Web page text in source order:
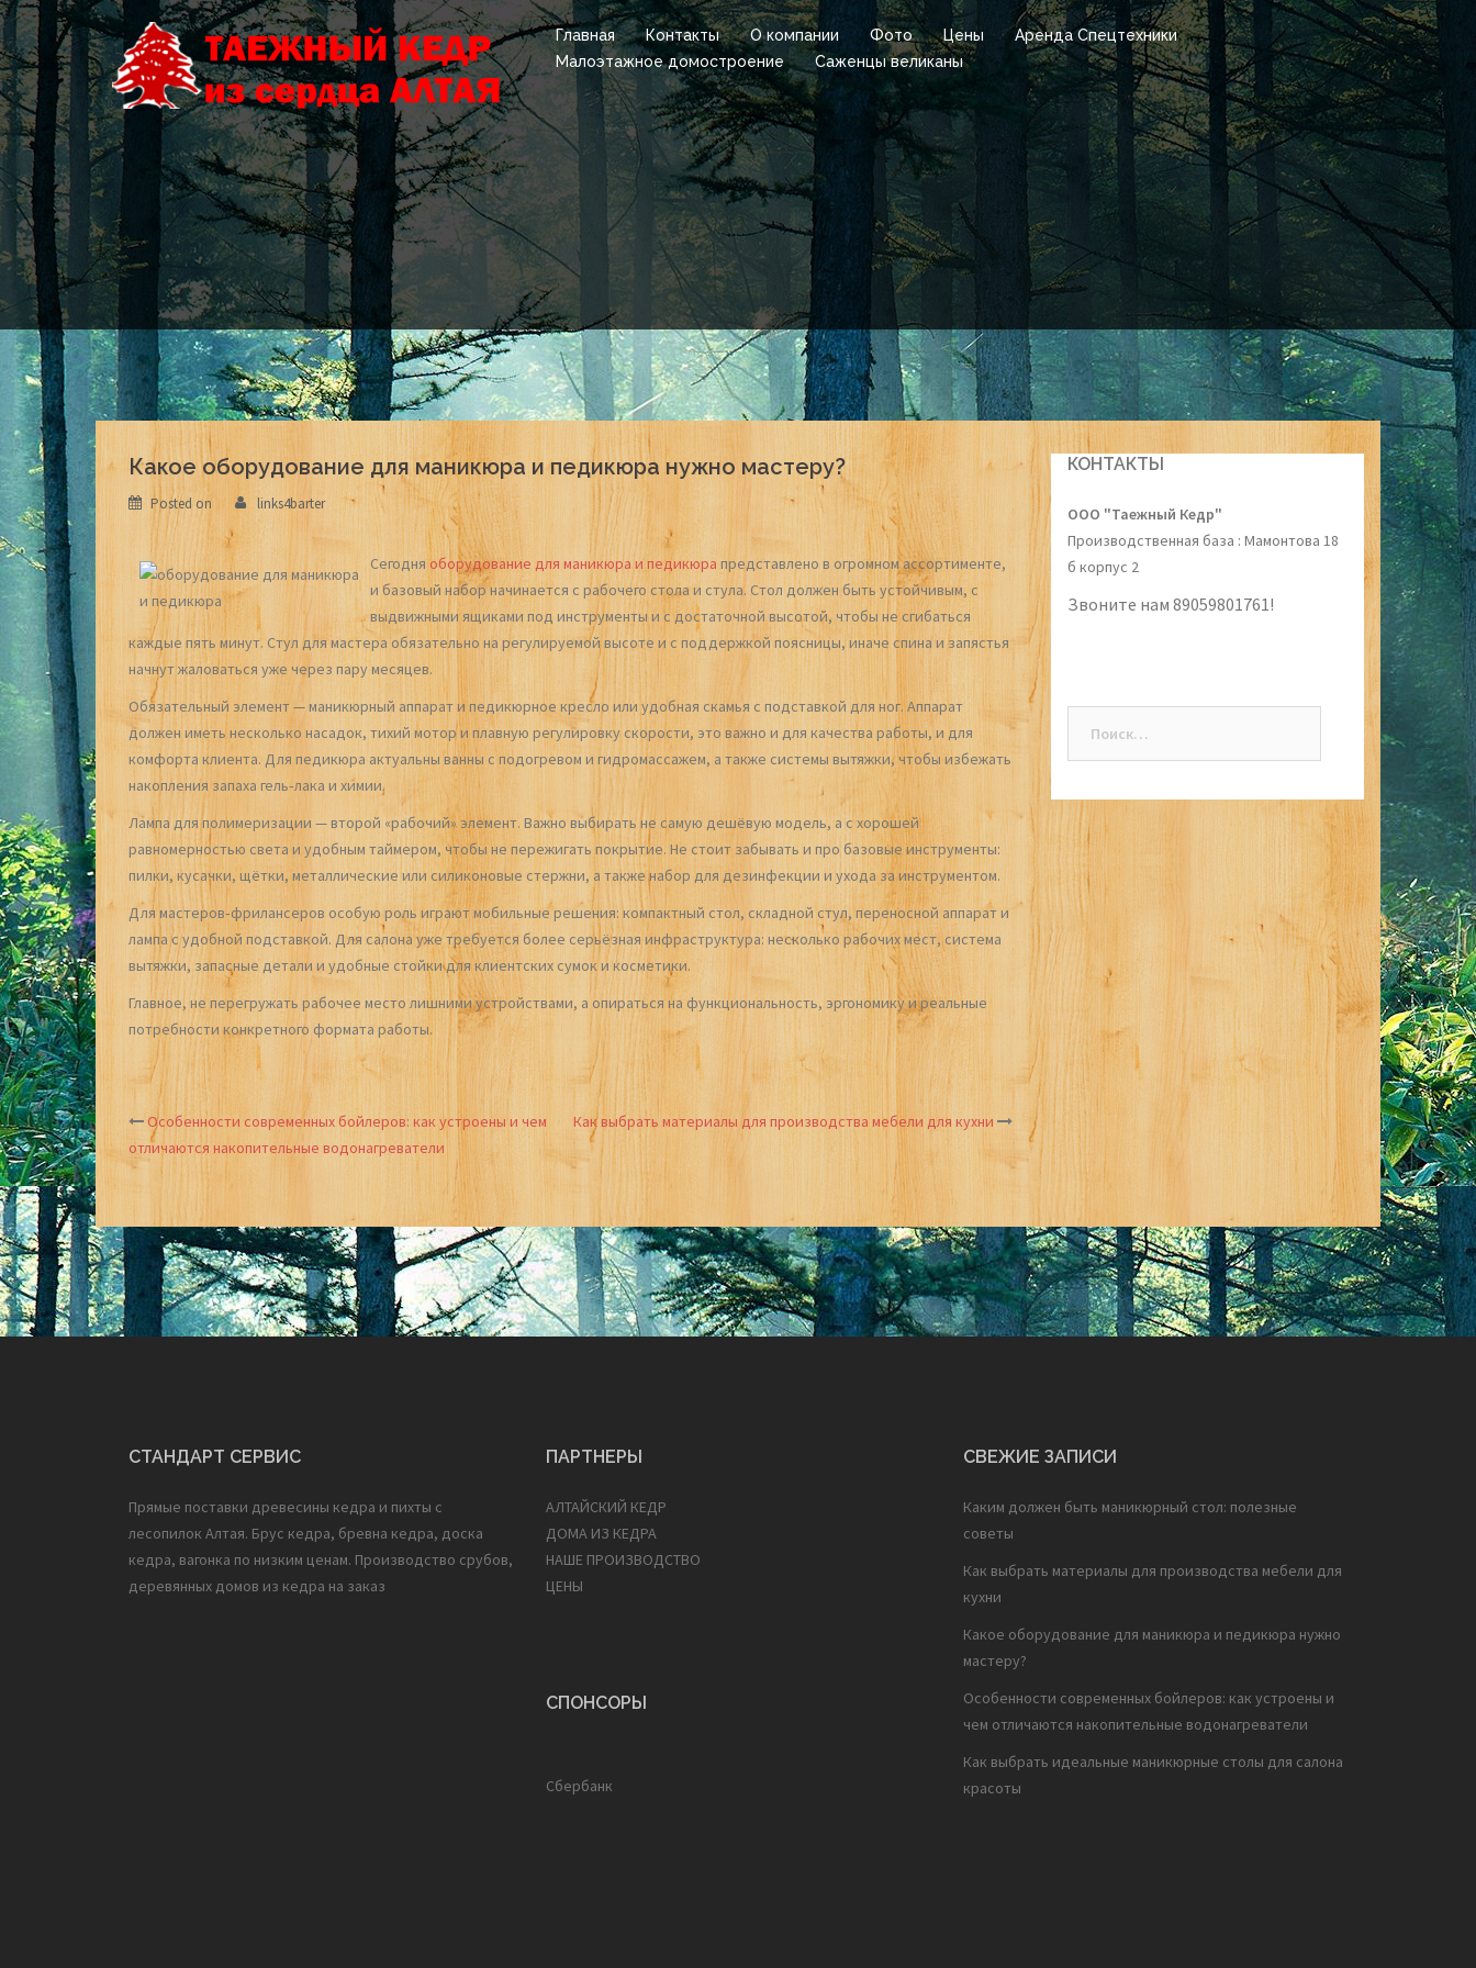
Skip
to
content
Главная Контакты О компании Фото Цены
Аренда Спецтехники
Малоэтажное домостроение
Саженцы великаны
Какое оборудование для маникюра и педикюра нужно мастеру?
Posted on links4barter
Сегодня оборудование для маникюра и педикюра представлено в огромном ассортименте,
и базовый набор начинается с рабочего стола и стула. Стол должен быть устойчивым, с
выдвижными ящиками под инструменты и с достаточной высотой, чтобы не сгибаться
каждые пять минут. Стул для мастера обязательно на регулируемой высоте и с поддержкой поясницы, иначе спина и запястья
начнут жаловаться уже через пару месяцев.
Обязательный элемент — маникюрный аппарат и педикюрное кресло или удобная скамья с подставкой для ног. Аппарат
должен иметь несколько насадок, тихий мотор и плавную регулировку скорости, это важно и для качества работы, и для
комфорта клиента. Для педикюра актуальны ванны с подогревом и гидромассажем, а также системы вытяжки, чтобы избежать
накопления запаха гель‑лака и химии.
Лампа для полимеризации — второй «рабочий» элемент. Важно выбирать не самую дешёвую модель, а с хорошей
равномерностью света и удобным таймером, чтобы не пережигать покрытие. Не стоит забывать и про базовые инструменты:
пилки, кусачки, щётки, металлические или силиконовые стержни, а также набор для дезинфекции и ухода за инструментом.
Для мастеров‑фрилансеров особую роль играют мобильные решения: компактный стол, складной стул, переносной аппарат и
лампа с удобной подставкой. Для салона уже требуется более серьёзная инфраструктура: несколько рабочих мест, система
вытяжки, запасные детали и удобные стойки для клиентских сумок и косметики.
Главное, не перегружать рабочее место лишними устройствами, а опираться на функциональность, эргономику и реальные
потребности конкретного формата работы.
Post
navigation
Особенности современных бойлеров: как устроены и чем
отличаются накопительные водонагреватели
Как выбрать материалы для производства мебели для кухни
КОНТАКТЫ
ООО "Таежный Кедр"
Производственная база : Мамонтова 18
б корпус 2
Звоните нам 89059801761!
СТАНДАРТ СЕРВИС
Прямые поставки древесины кедра и пихты с
лесопилок Алтая. Брус кедра, бревна кедра, доска
кедра, вагонка по низким ценам. Производство срубов,
деревянных домов из кедра на заказ
ПАРТНЕРЫ
АЛТАЙСКИЙ КЕДР
ДОМА ИЗ КЕДРА
НАШЕ ПРОИЗВОДСТВО
ЦЕНЫ
СПОНСОРЫ
Сбербанк
СВЕЖИЕ ЗАПИСИ
Каким должен быть маникюрный стол: полезные
советы
Как выбрать материалы для производства мебели для
кухни
Какое оборудование для маникюра и педикюра нужно
мастеру?
Особенности современных бойлеров: как устроены и
чем отличаются накопительные водонагреватели
Как выбрать идеальные маникюрные столы для салона
красоты